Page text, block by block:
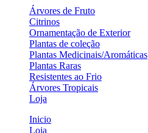
Árvores de Fruto
Citrinos
Ornamentação de Exterior
Plantas de coleção
Plantas Medicinais/Aromáticas
Plantas Raras
Resistentes ao Frio
Árvores Tropicais
Loja
Inicio
Loja